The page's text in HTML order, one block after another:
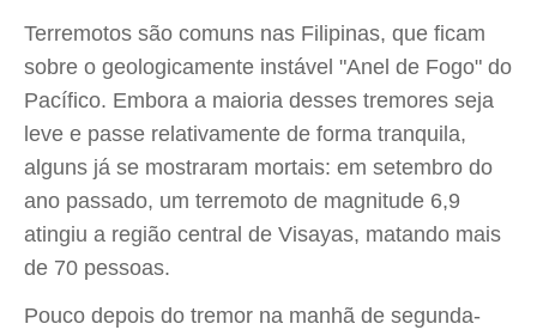
Terremotos são comuns nas Filipinas, que ficam
sobre o geologicamente instável "Anel de Fogo" do
Pacífico. Embora a maioria desses tremores seja
leve e passe relativamente de forma tranquila,
alguns já se mostraram mortais: em setembro do
ano passado, um terremoto de magnitude 6,9
atingiu a região central de Visayas, matando mais
de 70 pessoas.
Pouco depois do tremor na manhã de segunda-